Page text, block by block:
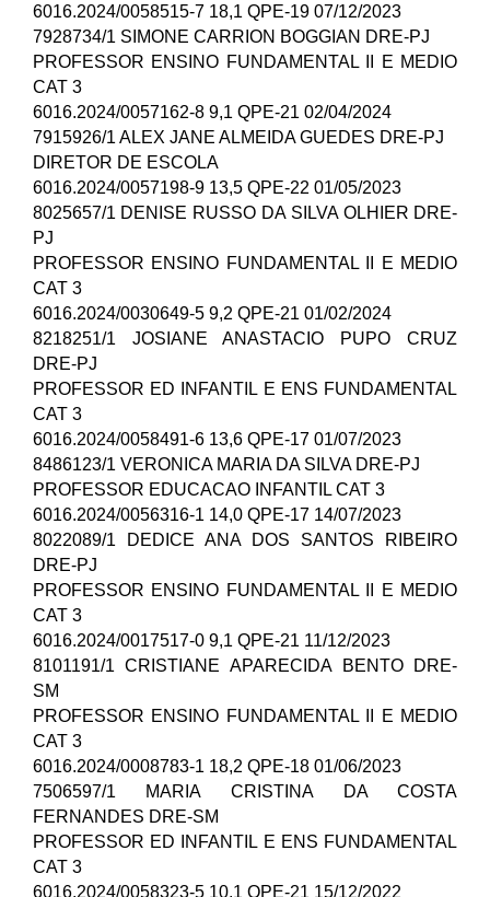
6016.2024/0058515-7 18,1 QPE-19 07/12/2023
7928734/1 SIMONE CARRION BOGGIAN DRE-PJ
PROFESSOR ENSINO FUNDAMENTAL II E MEDIO
CAT 3
6016.2024/0057162-8 9,1 QPE-21 02/04/2024
7915926/1 ALEX JANE ALMEIDA GUEDES DRE-PJ
DIRETOR DE ESCOLA
6016.2024/0057198-9 13,5 QPE-22 01/05/2023
8025657/1 DENISE RUSSO DA SILVA OLHIER DRE-
PJ
PROFESSOR ENSINO FUNDAMENTAL II E MEDIO
CAT 3
6016.2024/0030649-5 9,2 QPE-21 01/02/2024
8218251/1 JOSIANE ANASTACIO PUPO CRUZ
DRE-PJ
PROFESSOR ED INFANTIL E ENS FUNDAMENTAL
CAT 3
6016.2024/0058491-6 13,6 QPE-17 01/07/2023
8486123/1 VERONICA MARIA DA SILVA DRE-PJ
PROFESSOR EDUCACAO INFANTIL CAT 3
6016.2024/0056316-1 14,0 QPE-17 14/07/2023
8022089/1 DEDICE ANA DOS SANTOS RIBEIRO
DRE-PJ
PROFESSOR ENSINO FUNDAMENTAL II E MEDIO
CAT 3
6016.2024/0017517-0 9,1 QPE-21 11/12/2023
8101191/1 CRISTIANE APARECIDA BENTO DRE-
SM
PROFESSOR ENSINO FUNDAMENTAL II E MEDIO
CAT 3
6016.2024/0008783-1 18,2 QPE-18 01/06/2023
7506597/1 MARIA CRISTINA DA COSTA
FERNANDES DRE-SM
PROFESSOR ED INFANTIL E ENS FUNDAMENTAL
CAT 3
6016.2024/0058323-5 10,1 QPE-21 15/12/2022